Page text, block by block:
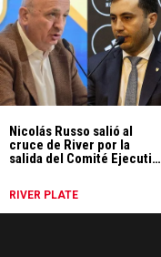
Nicolás Russo salió al
cruce de River por la
salida del Comité Ejecutivo
RIVER PLATE